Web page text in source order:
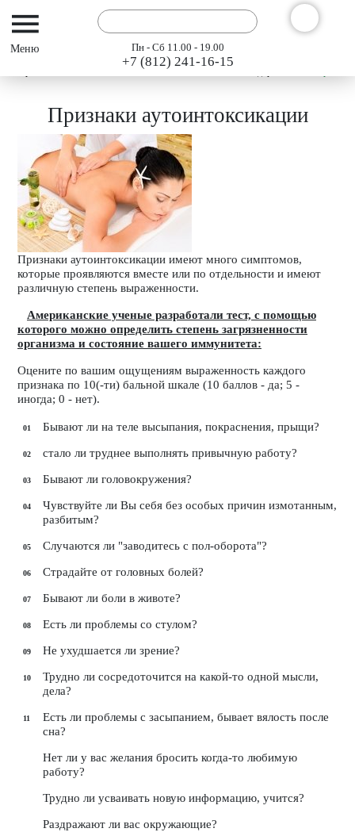
Пн - Сб 11.00 - 19.00
+7 (812) 241-16-15
Статьи
Признаки аутоинтоксикации
Признаки аутоинтоксикации имеют много симптомов,
которые проявляются вместе или по отдельности и имеют
различную степень выраженности.
Американские ученые разработали тест, с помощью
которого можно определить степень загрязненности
организма и состояние вашего иммунитета:
Оцените по вашим ощущениям выраженность каждого
признака по 10(-ти) бальной шкале (10 баллов - да; 5 -
иногда; 0 - нет).
Бывают ли на теле высыпания, покраснения, прыщи?
стало ли труднее выполнять привычную работу?
Бывают ли головокружения?
Чувствуйте ли Вы себя без особых причин измотанным,
разбитым?
Случаются ли "заводитесь с пол-оборота"?
Страдайте от головных болей?
Бывают ли боли в животе?
Есть ли проблемы со стулом?
Не ухудшается ли зрение?
Трудно ли сосредоточится на какой-то одной мысли,
дела?
Есть ли проблемы с засыпанием, бывает вялость после
сна?
Нет ли у вас желания бросить когда-то любимую
работу?
Трудно ли усваивать новую информацию, учится?
Раздражают ли вас окружающие?